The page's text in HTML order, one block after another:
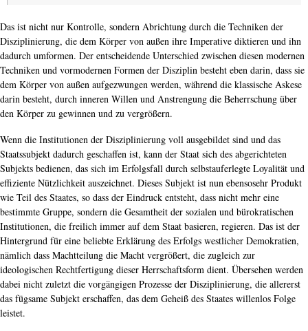
Das ist nicht nur Kontrolle, sondern Abrichtung durch die Techniken der
Disziplinierung, die dem Körper von außen ihre Imperative diktieren und ihn
dadurch umformen. Der entscheidende Unterschied zwischen diesen modernen
Techniken und vormodernen Formen der Disziplin besteht eben darin, dass sie
dem Körper von außen aufgezwungen werden, während die klassische Askese
darin besteht, durch inneren Willen und Anstrengung die Beherrschung über
den Körper zu gewinnen und zu vergrößern.
Wenn die Institutionen der Disziplinierung voll ausgebildet sind und das
Staatssubjekt dadurch geschaffen ist, kann der Staat sich des abgerichteten
Subjekts bedienen, das sich im Erfolgsfall durch selbstauferlegte Loyalität und
effiziente Nützlichkeit auszeichnet. Dieses Subjekt ist nun ebensosehr Produkt
wie Teil des Staates, so dass der Eindruck entsteht, dass nicht mehr eine
bestimmte Gruppe, sondern die Gesamtheit der sozialen und bürokratischen
Institutionen, die freilich immer auf dem Staat basieren, regieren. Das ist der
Hintergrund für eine beliebte Erklärung des Erfolgs westlicher Demokratien,
nämlich dass Machtteilung die Macht vergrößert, die zugleich zur
ideologischen Rechtfertigung dieser Herrschaftsform dient. Übersehen werden
dabei nicht zuletzt die vorgängigen Prozesse der Disziplinierung, die allererst
das fügsame Subjekt erschaffen, das dem Geheiß des Staates willenlos Folge
leistet.